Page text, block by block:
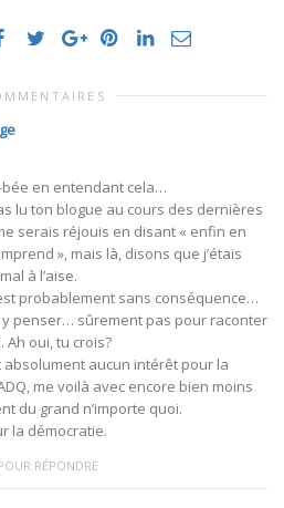
bée en entendant cela…
lu ton blogue au cours des dernières
serais réjouis en disant « enfin en
», mais là, disons que j’étais
à l’aise.
probablement sans conséquence…
y penser… sûrement pas pour raconter
Ah oui, tu crois?
absolument aucun intérêt pour la
me voilà avec encore bien moins
du grand n’importe quoi.
la démocratie.
RÉPONDRE